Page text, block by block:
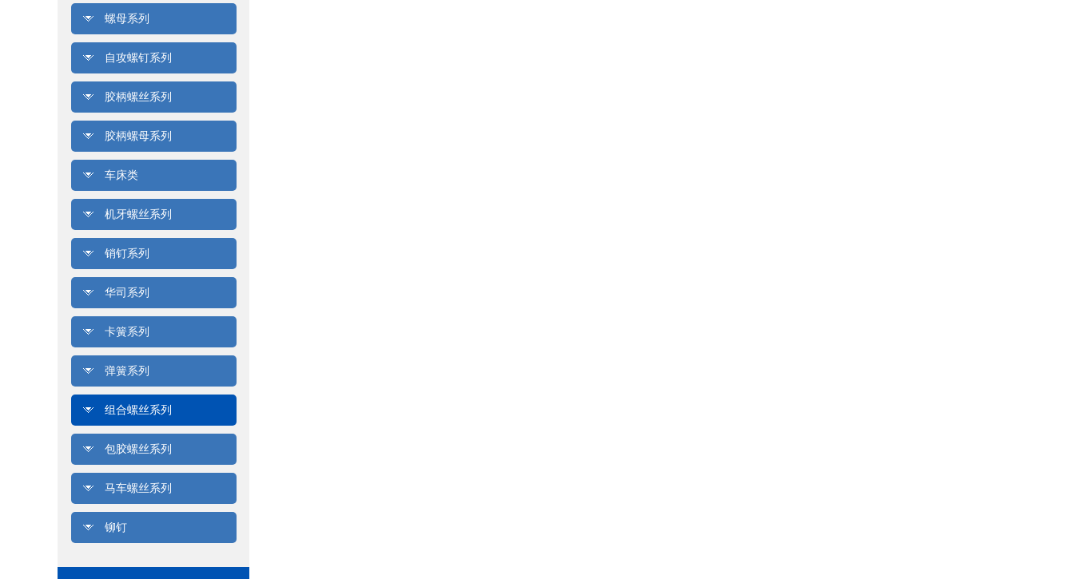
螺母系列
自攻螺钉系列
胶柄螺丝系列
胶柄螺母系列
车床类
机牙螺丝系列
销钉系列
华司系列
卡簧系列
弹簧系列
组合螺丝系列
包胶螺丝系列
马车螺丝系列
铆钉